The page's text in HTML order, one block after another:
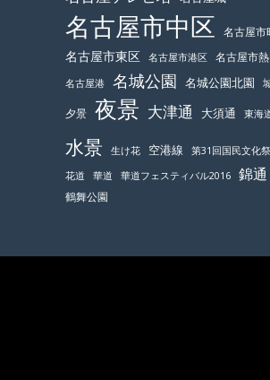
名古屋市中区 名古屋市
名古屋市東区 名古屋市港区 名古屋市
名古屋港 名城公園 名城公園北園
夕景 夜景 大津通 大須通 東海
水景 生け花 空港線 第31回国民文化祭
花道 華道 華道フェスティバル2016 錦通
鶴舞公園